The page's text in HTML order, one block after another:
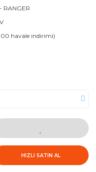
RANGER
havale indirimi)
HIZLI SATIN AL